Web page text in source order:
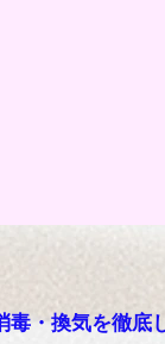
を徹底し診